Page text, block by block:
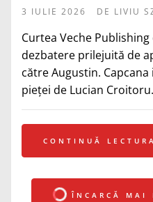
3 IULIE 2026 DE LIVIU
Curtea Veche
dezbatere prilejuită de
către Augustin.
pieței de Lucian Croitoru.
CONTINUĂ LECTURA
ÎNCARCĂ MAI